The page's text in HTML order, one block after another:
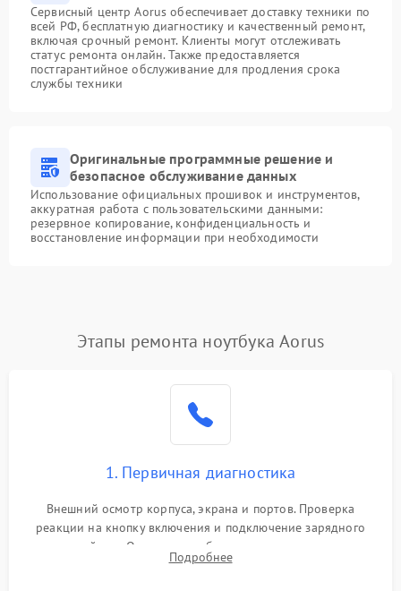
Сервисный центр Aorus обеспечивает доставку техники по
всей РФ, бесплатную диагностику и качественный ремонт,
включая срочный ремонт. Клиенты могут отслеживать
статус ремонта онлайн. Также предоставляется
постгарантийное обслуживание для продления срока
службы техники
Оригинальные программные решение и
безопасное обслуживание данных
Использование официальных прошивок и инструментов,
аккуратная работа с пользовательскими данными:
резервное копирование, конфиденциальность и
восстановление информации при необходимости
Этапы ремонта ноутбука Aorus
1. Первичная диагностика
Внешний осмотр корпуса, экрана и портов. Проверка
реакции на кнопку включения и подключение зарядного
устройства. Оценка потребления тока с помощью
лабораторного блока питания для локализации проблемы.
Подробнее